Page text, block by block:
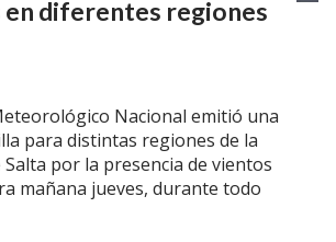
diferentes regiones
Nacional emitió una
para distintas regiones de la
por la presencia de vientos
mañana jueves, durante todo